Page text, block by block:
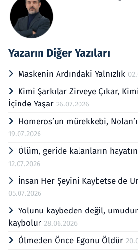
Yazarın Diğer Yazıları
Maskenin Ardındaki Yalnızlık
Kimi Şarkılar Zirveye Çıkar,
İçinde Yaşar 26.07.2026
Homeros’un mürekkebi,
19.07.2026
Ölüm, geride kalanların
12.07.2026
İnsan Her Şeyini Kaybetse de
05.07.2026
Yolunu kaybeden değil,
kaybolur 28.06.2026
Ölmeden Önce Egonu Öldür